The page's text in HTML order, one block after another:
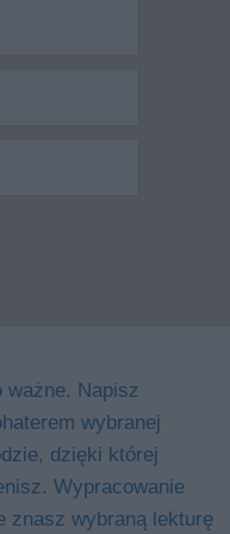
ważne. Napisz
wybranej
dzięki której
Wypracowanie
znasz wybraną lekturę